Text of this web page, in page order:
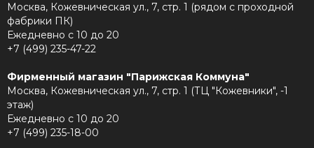
Москва, Кожевническая ул., 7, стр. 1 (рядом с проходной
фабрики ПК)
Ежедневно с 10 до 20
+7 (499) 235-47-22
Фирменный магазин "Парижская Коммуна"
Москва, Кожевническая ул., 7, стр. 1 (ТЦ "Кожевники", -1
этаж)
Ежедневно с 10 до 20
+7 (499) 235-18-00